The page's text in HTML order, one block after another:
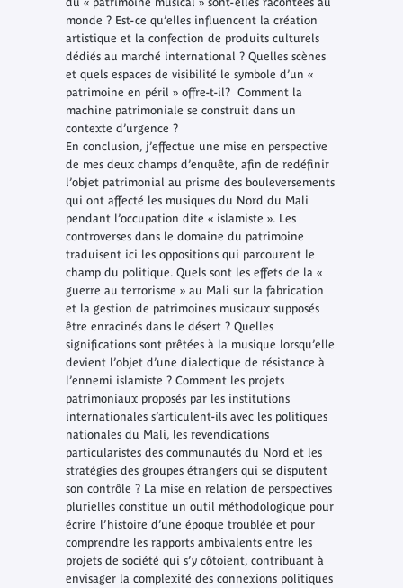
monde ? Est-ce qu’elles influencent la création
artistique et la confection de produits culturels
dédiés au marché international ? Quelles scènes
et quels espaces de visibilité le symbole d’un «
patrimoine en péril » offre-t-il? Comment la
machine patrimoniale se construit dans un
contexte d’urgence ?
En conclusion, j’effectue une mise en perspective
de mes deux champs d’enquête, afin de redéfinir
l’objet patrimonial au prisme des bouleversements
qui ont affecté les musiques du Nord du Mali
pendant l’occupation dite « islamiste ». Les
controverses dans le domaine du patrimoine
traduisent ici les oppositions qui parcourent le
champ du politique. Quels sont les effets de la «
guerre au terrorisme » au Mali sur la fabrication
et la gestion de patrimoines musicaux supposés
être enracinés dans le désert ? Quelles
significations sont prêtées à la musique lorsqu’elle
devient l’objet d’une dialectique de résistance à
l’ennemi islamiste ? Comment les projets
patrimoniaux proposés par les institutions
internationales s’articulent-ils avec les politiques
nationales du Mali, les revendications
particularistes des communautés du Nord et les
stratégies des groupes étrangers qui se disputent
son contrôle ? La mise en relation de perspectives
plurielles constitue un outil méthodologique pour
écrire l’histoire d’une époque troublée et pour
comprendre les rapports ambivalents entre les
projets de société qui s’y côtoient, contribuant à
envisager la complexité des connexions politiques